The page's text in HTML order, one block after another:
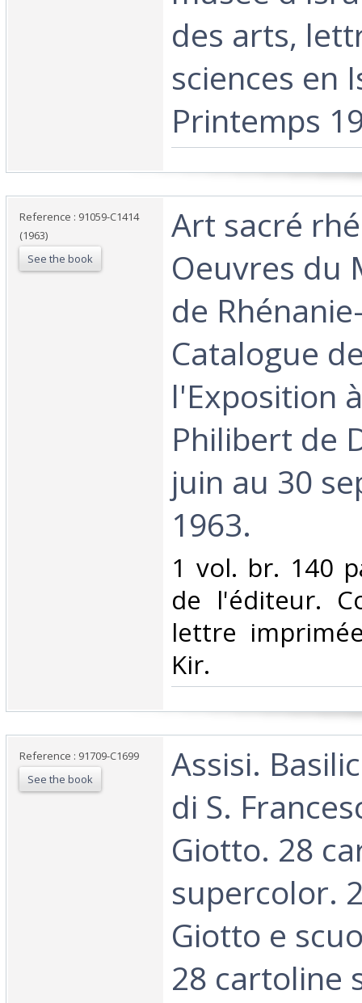
des arts,
sciences en
Printemps
Reference : 91059-C1414
(1963)
See the book
‎Art sacré
Oeuvres du
de
Catalogue
l'Exposition
Philibert de
juin au 30
1963.‎
‎1 vol. br. 140
de l'éditeur.
lettre
Kir. ‎
Reference : 91709-C1699
See the book
‎Assisi.
di S.
Giotto. 28
supercolor.
Giotto e
28 cartoline